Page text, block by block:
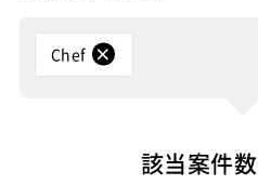
Chef
該当案件数